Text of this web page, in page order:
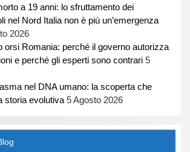
a 19 anni: lo sfruttamento dei
nel Nord Italia non è più un’emergenza
2026
orsi Romania: perché il governo autorizza
e perché gli esperti sono contrari 5
nel DNA umano: la scoperta che
storia evolutiva 5 Agosto 2026